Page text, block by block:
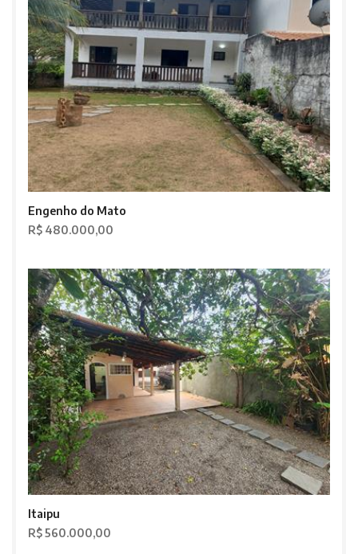
Engenho do Mato
R$ 480.000,00
Itaipu
R$ 560.000,00